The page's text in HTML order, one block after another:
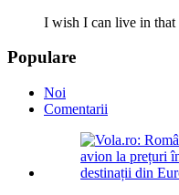
I wish I can live in that
Populare
Noi
Comentarii